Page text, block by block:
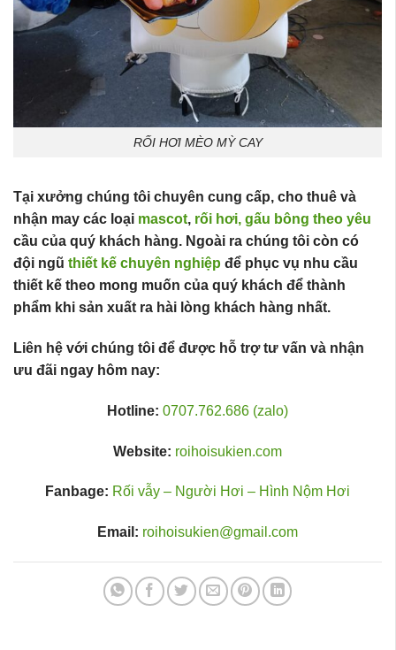
RỐI HƠI MÈO MỲ CAY
Tại xưởng chúng tôi chuyên cung cấp, cho thuê và
nhận may các loại mascot, rối hơi, gấu bông theo yêu
cầu của quý khách hàng. Ngoài ra chúng tôi còn có
đội ngũ thiết kế chuyên nghiệp để phục vụ nhu cầu
thiết kế theo mong muốn của quý khách để thành
phẩm khi sản xuất ra hài lòng khách hàng nhất.
Liên hệ với chúng tôi để được hỗ trợ tư vấn và nhận
ưu đãi ngay hôm nay:
Hotline: 0707.762.686 (zalo)
Website: roihoisukien.com
Fanbage: Rối vẫy – Người Hơi – Hình Nộm Hơi
Email: roihoisukien@gmail.com